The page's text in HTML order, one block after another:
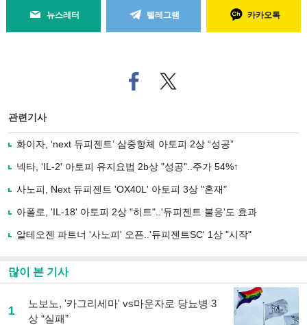
뉴스레터 텔레그램 카카오톡
페
이
로
기
사
유
기
트위
터로
관련기사
화이자, ‘next 듀피젠트’ 삼중항체 아토피 2상 “성공”
넥타, 'IL-2' 아토피 유지요법 2b상 "성공"..주가 54%↑
사노피, Next 듀피젠트 'OX40L' 아토피 3상 "혼재"
아폴로, 'IL-18' 아토피 2상 "히트"..'듀피젠트 불응'도 효과
알테오젠 파트너 '사노피' 오픈..'듀피젠트SC' 1상 "시작"
많이 본 기사
1
노보노, '카그리세마' vs마운자로 당뇨병 3
상 “실패”